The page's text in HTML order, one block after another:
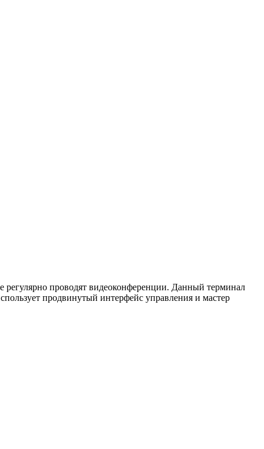
регулярно проводят видеоконференции. Данный терминал
продвинутый интерфейс управления и мастер